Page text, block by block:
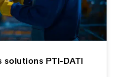
solutions PTI-DATI